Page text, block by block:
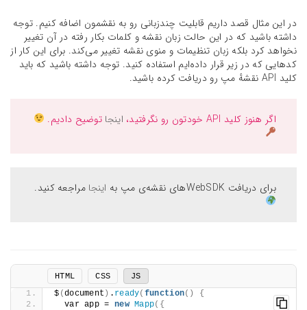
در این مثال قصد داریم قابلیت چندزبانی رو به نقشمون اضافه کنیم. توجه
داشته باشید که در این حالت زبان نقشه و کلمات بکار رفته در آن تغییر
نخواهد کرد بلکه زبان تنظیمات و منوی نقشه تغییر می‌کند. برای این کار از
کد‌هایی که در زیر قرار داده‌ایم استفاده کنید. توجه داشته باشید که باید
کلید API نقشهٔ مپ رو دریافت کرده باشید.
اگر هنوز کلید API‌ خودتون رو نگرفتید، اینجا توضیح دادیم.
برای دریافت WebSDKهای نقشه‌ی مپ به اینجا مراجعه کنید.
JS
CSS
HTML
$ (document ) . ready( function()
{
  var app =
new Mapp({